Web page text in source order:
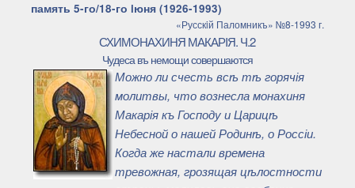
память 5-го/18-го iюня (1926-1993)
«Русскiй Паломникъ» №8-1993 г.
СХИМОНАХИНЯ МАКАРIЯ. Ч.2
Чудеса въ немощи совершаются
Можно ли счесть всѣ тѣ горячія
молитвы, что вознесла монахиня
Макарія къ Господу и Царицѣ
Небесной о нашей Родинѣ, о Россіи.
Когда же настали времена
тревожная, грозящая цѣлостности